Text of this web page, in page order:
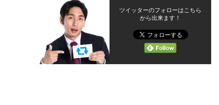
ツイッターのフォローはこちら
から出来ます！